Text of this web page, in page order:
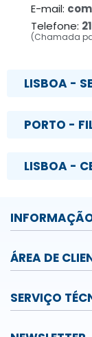
E-mail:
Telefone:
(Chamada
LISBOA -
PORTO -
LISBOA -
ÁREA DE
SERVIÇO